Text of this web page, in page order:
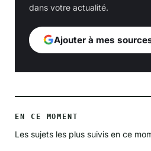
dans votre actualité.
Ajouter à mes
EN CE MOMENT
Les sujets les plus suivis en ce